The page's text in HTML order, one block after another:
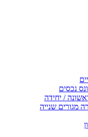
נכסים
/ יחידה
מגורים שנייה